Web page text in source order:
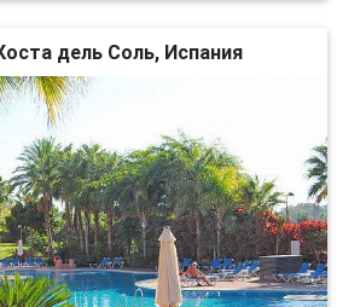
дель Соль, Испания